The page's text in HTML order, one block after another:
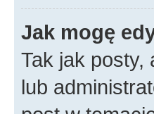
Jak mogę
Tak jak posty,
lub